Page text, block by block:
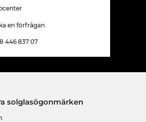
en förfrågan
446 837 07
solglasögonmärken